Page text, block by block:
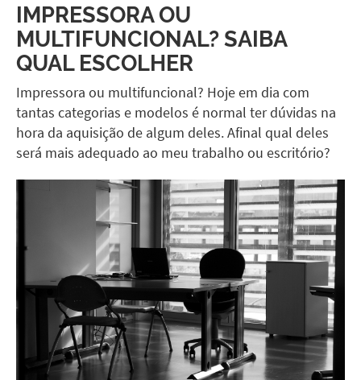
IMPRESSORA OU
MULTIFUNCIONAL? SAIBA
QUAL ESCOLHER
Impressora ou multifuncional? Hoje em dia com
tantas categorias e modelos é normal ter dúvidas na
hora da aquisição de algum deles. Afinal qual deles
será mais adequado ao meu trabalho ou escritório?